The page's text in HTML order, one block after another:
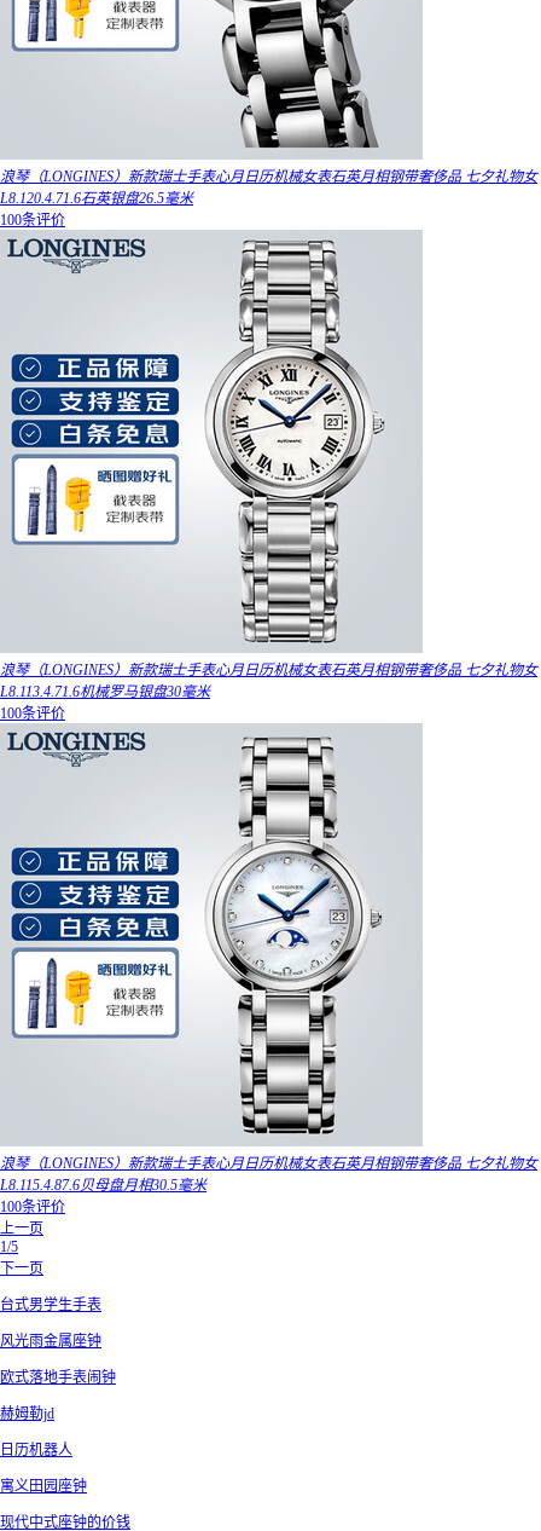
浪琴（LONGINES）新款瑞士手表心月日历机械女表石英月相钢带奢侈品 七夕礼物女
L8.120.4.71.6石英银盘26.5毫米
100条评价
浪琴（LONGINES）新款瑞士手表心月日历机械女表石英月相钢带奢侈品 七夕礼物女
L8.113.4.71.6机械罗马银盘30毫米
100条评价
浪琴（LONGINES）新款瑞士手表心月日历机械女表石英月相钢带奢侈品 七夕礼物女
L8.115.4.87.6贝母盘月相30.5毫米
100条评价
上一页
1/5
下一页
台式男学生手表
风光雨金属座钟
欧式落地手表闹钟
赫姆勒jd
日历机器人
寓义田园座钟
现代中式座钟的价钱